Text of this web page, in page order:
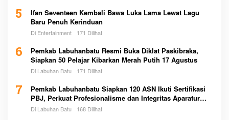
5
Ifan Seventeen Kembali Bawa Luka Lama Lewat Lagu
Baru Penuh Kerinduan
Di Entertainment 171 Dilihat
6
Pemkab Labuhanbatu Resmi Buka Diklat Paskibraka,
Siapkan 50 Pelajar Kibarkan Merah Putih 17 Agustus
Di Labuhan Batu 171 Dilihat
7
Pemkab Labuhanbatu Siapkan 120 ASN Ikuti Sertifikasi
PBJ, Perkuat Profesionalisme dan Integritas Aparatur
Pemerintah
Di Labuhan Batu 168 Dilihat